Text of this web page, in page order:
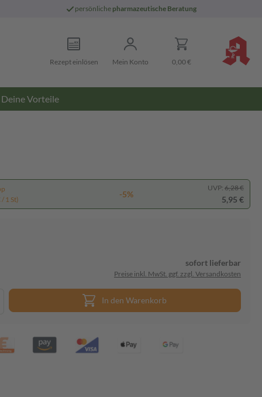
persönliche pharmazeutische Beratung
Rezept einlösen Mein Konto 0,00 €
Deine Vorteile
1 St)
-5%
UVP: 6,28 €
5,95 €
sofort lieferbar
Preise inkl. MwSt. ggf. zzgl. Versandkosten
In den Warenkorb